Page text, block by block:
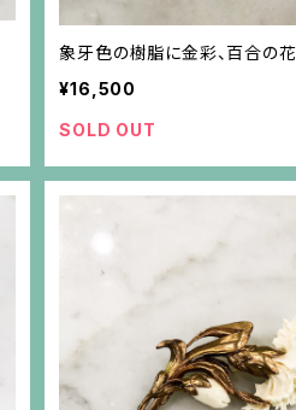
象牙色の樹脂に金彩、百合の
¥16,500
SOLD OUT